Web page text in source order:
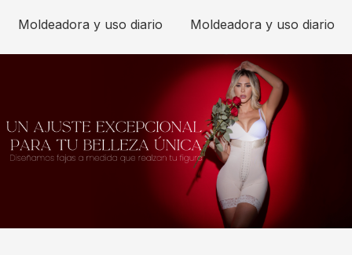
Moldeadora y uso diario Moldeadora y uso diario